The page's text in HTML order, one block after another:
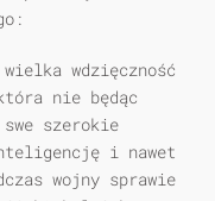
wdzięczność
nie będąc
szerokie
i nawet
wojny sprawie